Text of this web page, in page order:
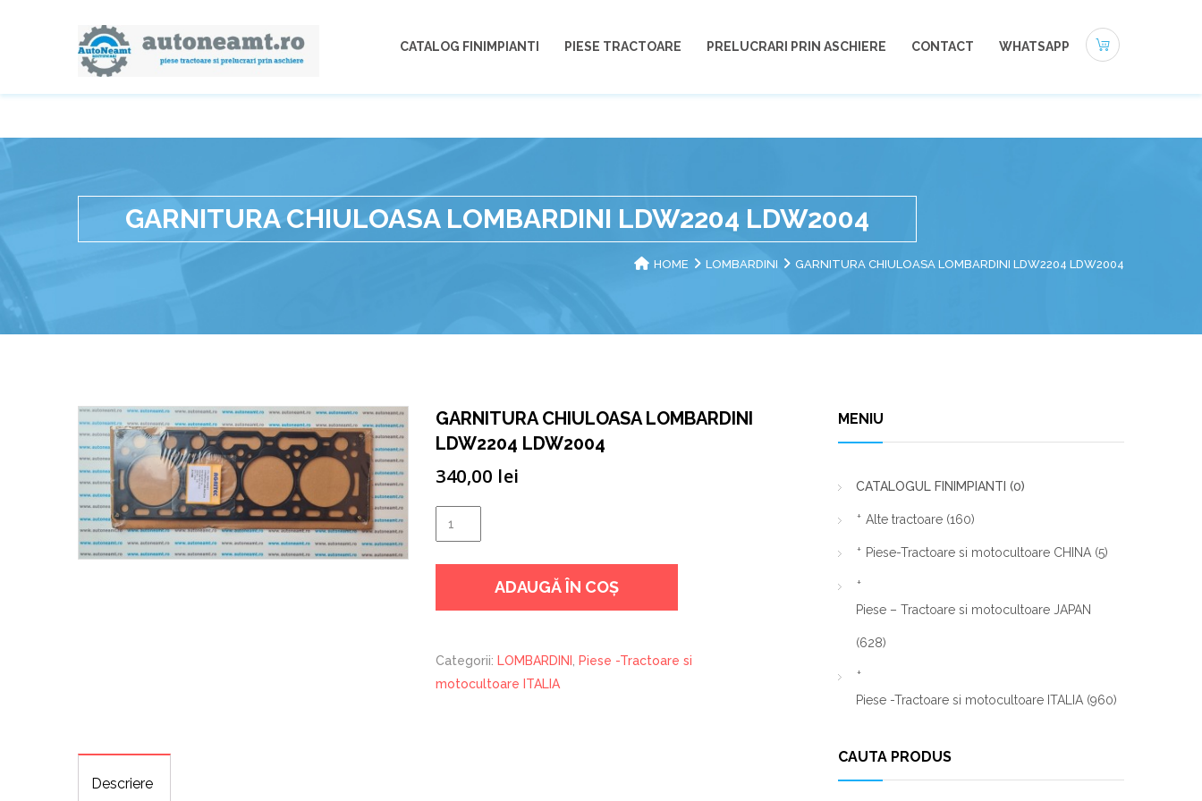
CATALOG FINIMPIANTI PIESE TRACTOARE PRELUCRARI PRIN ASCHIERE CONTACT WHATSAPP
GARNITURA CHIULOASA LOMBARDINI LDW2204 LDW2004
HOME LOMBARDINI GARNITURA CHIULOASA LOMBARDINI LDW2204 LDW2004
GARNITURA CHIULOASA LOMBARDINI
LDW2204 LDW2004
340,00 lei
GARNITURA
CHIULOASA
LOMBARDINI
LDW2204
ADAUGĂ ÎN COȘ
Categorii: LOMBARDINI
Piese -Tractoare si
motocultoare ITALIA
Descriere
MENIU
CATALOGUL FINIMPIANTI (0)
Alte tractoare (160)
Piese-Tractoare si motocultoare CHINA (5)
Piese – Tractoare si motocultoare JAPAN
(628)
Piese -Tractoare si motocultoare ITALIA (960)
CAUTA PRODUS